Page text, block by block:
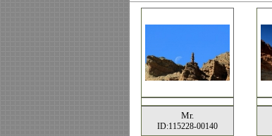
Mr.
ID:115228-00140